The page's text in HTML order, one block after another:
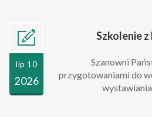
lip 10
2026
Szkolenie
Szanowni
przygotowaniami do